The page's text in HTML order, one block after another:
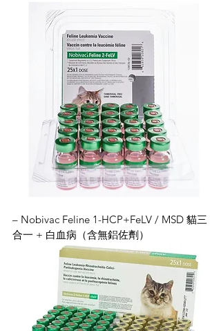
– Nobivac Feline 1-HCP+FeLV / MSD 貓三
合一 + 白血病（含無鋁佐劑）